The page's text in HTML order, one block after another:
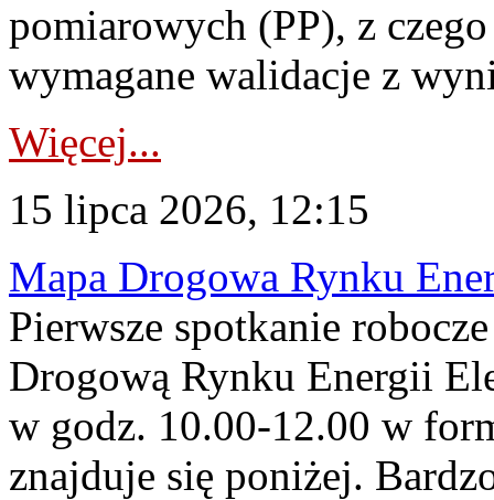
pomiarowych (PP), z
wymagane walidacje z
Więcej...
15 lipca 2026, 12:15
Mapa Drogowa Rynku
Pierwsze spotkanie
Drogową Rynku Energii
w godz. 10.00-12.00 w
znajduje się poniżej.